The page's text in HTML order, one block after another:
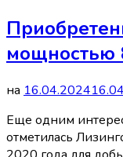
мощностью
на 16.04.2024
Еще одним
отметилась